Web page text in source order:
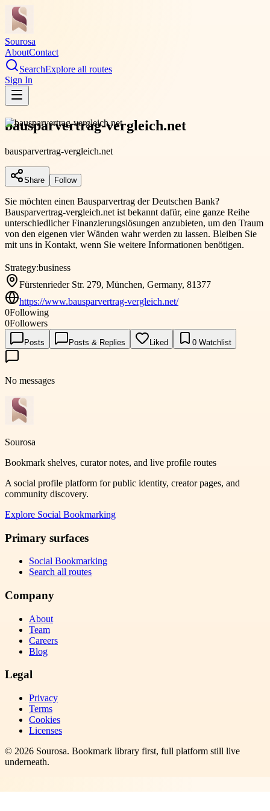
Sourosa
AboutContact
SearchExplore all routes
Sign In
bausparvertrag-vergleich.net
bausparvertrag-vergleich.net
Share Follow
Sie möchten einen Bausparvertrag der Deutschen Bank?
Bausparvertrag-vergleich.net ist bekannt dafür, eine ganze Reihe
unterschiedlicher Finanzierungslösungen anzubieten, um den Traum
von den eigenen vier Wänden wahr werden zu lassen. Bleiben Sie
mit uns in Kontakt, wenn Sie weitere Informationen benötigen.
Strategy:business
Fürstenrieder Str. 279, München, Germany, 81377
https://www.bausparvertrag-vergleich.net/
0Following
0Followers
Posts Posts & Replies Liked 0 Watchlist
No messages
Sourosa
Bookmark shelves, curator notes, and live profile routes
A social profile platform for public identity, creator pages, and
community discovery.
Explore Social Bookmarking
Primary surfaces
Social Bookmarking
Search all routes
Company
About
Team
Careers
Blog
Legal
Privacy
Terms
Cookies
Licenses
© 2026 Sourosa. Bookmark library first, full platform still live
underneath.